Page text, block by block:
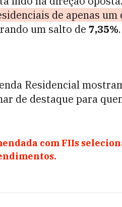
de apenas um
um salto de 7,35%.
Residencial
de destaque para
com FIIs